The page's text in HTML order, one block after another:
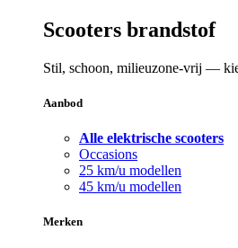
Scooters brandstof
Stil, schoon, milieuzone-vrij —
Aanbod
Alle elektrische scooters
Occasions
25 km/u modellen
45 km/u modellen
Merken